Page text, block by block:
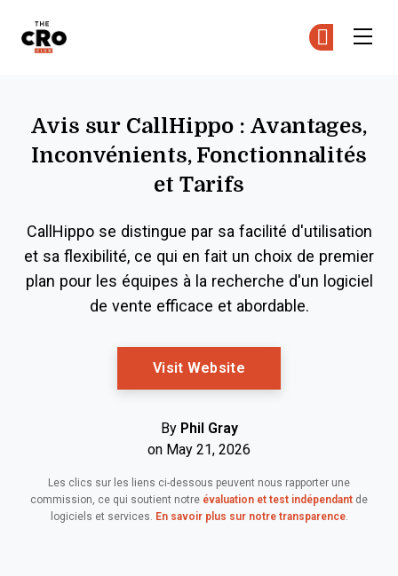
Avis sur CallHippo : Avantages,
Inconvénients, Fonctionnalités
et Tarifs
CallHippo se distingue par sa facilité d'utilisation
et sa flexibilité, ce qui en fait un choix de premier
plan pour les équipes à la recherche d'un logiciel
de vente efficace et abordable.
Visit Website
By Phil Gray
on May 21, 2026
Les clics sur les liens ci-dessous peuvent nous rapporter une
commission, ce qui soutient notre évaluation et test indépendant de
logiciels et services. En savoir plus sur notre transparence.